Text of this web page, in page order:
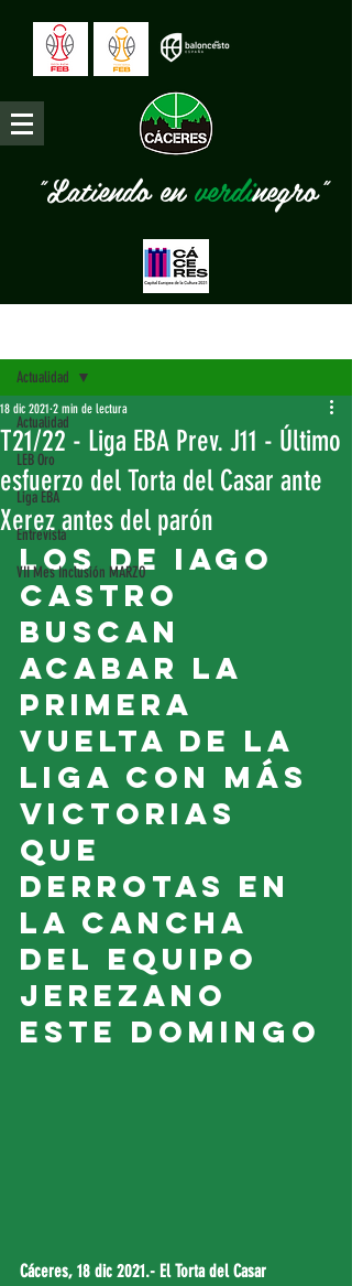
"Latiendo enverdinegro"
Actualidad
LEB Oro
Liga EBA
Entrevista
VII Mes Inclusión MARZO
Actualidad
T21/22 - Liga EBA Prev. J11 - Último
esfuerzo del Torta del Casar ante
Xerez antes del parón
18 dic 2021 2 min de lectura
Los de Iago
Castro
buscan
acabar la
primera
vuelta de la
liga con más
victorias
que
derrotas en
la cancha
del equipo
jerezano
este domingo
Cáceres, 18 dic 2021.- El Torta del Casar